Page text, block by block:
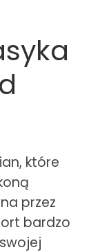
które
przez
bardzo